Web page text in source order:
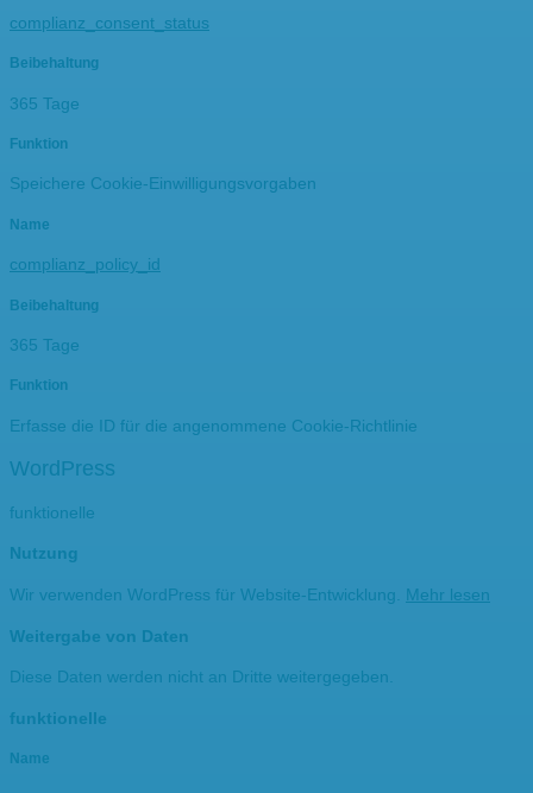
complianz_consent_status
Beibehaltung
365 Tage
Funktion
Speichere Cookie-Einwilligungsvorgaben
Name
complianz_policy_id
Beibehaltung
365 Tage
Funktion
Erfasse die ID für die angenommene Cookie-Richtlinie
WordPress
funktionelle
Nutzung
Wir verwenden WordPress für Website-Entwicklung. Mehr lesen
Weitergabe von Daten
Diese Daten werden nicht an Dritte weitergegeben.
funktionelle
Name